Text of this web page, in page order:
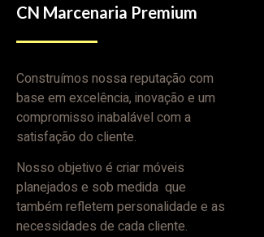
CN Marcenaria Premium
Construímos nossa reputação com
base em excelência, inovação e um
compromisso inabalável com a
satisfação do cliente.
Nosso objetivo é criar móveis
planejados e sob medida que
também refletem personalidade e as
necessidades de cada cliente.